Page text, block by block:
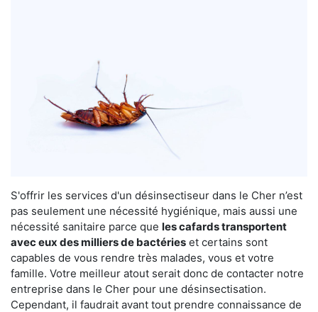
S'offrir les services d'un désinsectiseur dans le Cher n’est
pas seulement une nécessité hygiénique, mais aussi une
nécessité sanitaire parce que les cafards transportent
avec eux des milliers de bactéries et certains sont
capables de vous rendre très malades, vous et votre
famille. Votre meilleur atout serait donc de contacter notre
entreprise dans le Cher pour une désinsectisation.
Cependant, il faudrait avant tout prendre connaissance de